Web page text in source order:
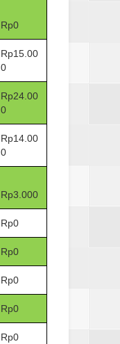
Rp0
Rp15.00
0
Rp24.00
0
Rp14.00
0
Rp3.000
Rp0
Rp0
Rp0
Rp0
Rp0